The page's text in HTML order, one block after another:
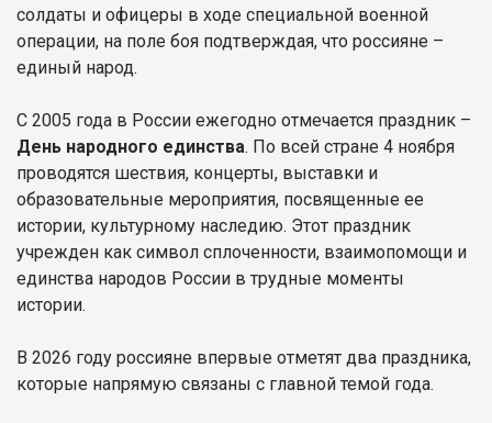
солдаты и офицеры в ходе специальной военной
операции, на поле боя подтверждая, что россияне –
единый народ.
С 2005 года в России ежегодно отмечается праздник –
День народного единства. По всей стране 4 ноября
проводятся шествия, концерты, выставки и
образовательные мероприятия, посвященные ее
истории, культурному наследию. Этот праздник
учрежден как символ сплоченности, взаимопомощи и
единства народов России в трудные моменты
истории.
В 2026 году россияне впервые отметят два праздника,
которые напрямую связаны с главной темой года.